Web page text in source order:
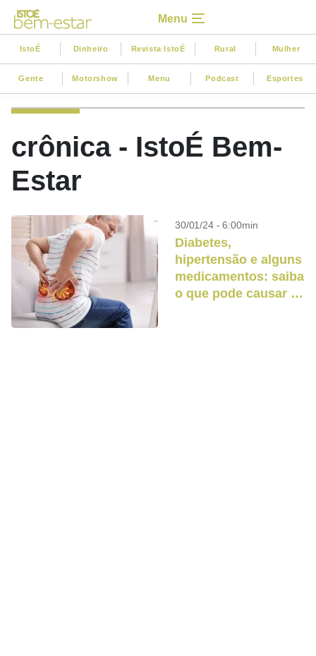
Menu
IstoÉ Dinheiro Revista IstoÉ Rural Mulher
Gente Motorshow Menu Podcast Esportes
crônica - IstoÉ Bem-
Estar
30/01/24 - 6:00min
Diabetes,
hipertensão e alguns
medicamentos: saiba
o que pode causar a